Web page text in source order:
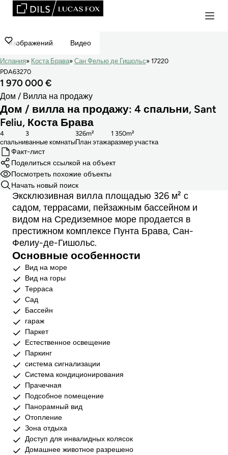
изображений Видео
Испания Коста Брава Сан Фелью де Гишольс
17220
PDA63270
1 970 000 €
Дом / Вилла на продажу
Дом / вилла на продажу: 4 спальни, Sant
Feliu, Коста Брава
cпальни
4
ванные комнаты
3
План этажа
326m²
размер участка
1 350m²
Факт-лист
Поделиться ссылкой на объект
Посмотреть похожие объекты
Начать новый поиск
Эксклюзивная вилла площадью 326 м² с
садом, террасами, пейзажным бассейном и
видом на Средиземное море продается в
престижном комплексе Пунта Брава, Сан-
Фелиу-де-Гишольс.
Основные особенности
Вид на море
Вид на горы
Терраса
Сад
Бассейн
гараж
Паркет
Естественное освещение
Паркинг
система сигнализации
Система кондиционирования
Прачечная
Подсобное помещение
Панорамный вид
Отопление
Зона отдыха
Доступ для инвалидных колясок
Домашнее животное разрешено